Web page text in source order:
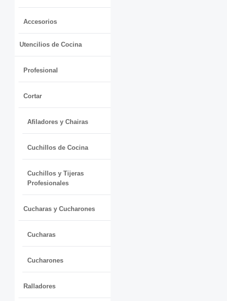
Accesorios
Utencilios de Cocina
Profesional
Cortar
Afiladores y Chairas
Cuchillos de Cocina
Cuchillos y Tijeras
Profesionales
Cucharas y Cucharones
Cucharas
Cucharones
Ralladores